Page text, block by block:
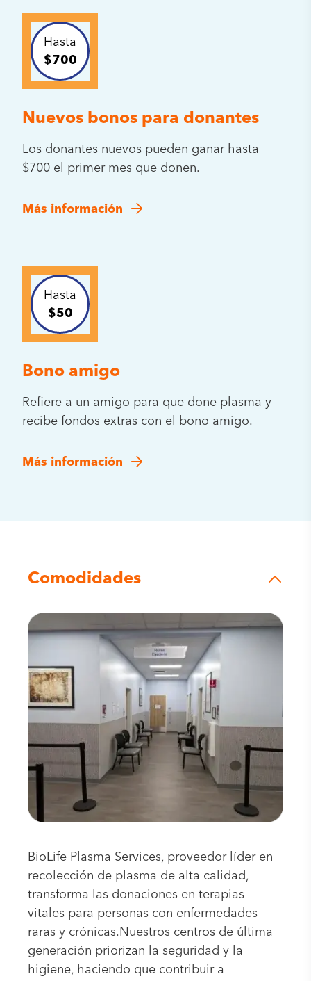
Hasta
$700
Nuevos bonos para donantes
Los donantes nuevos pueden ganar hasta
$700 el primer mes que donen.
Más información
Hasta
$50
Bono amigo
Refiere a un amigo para que done plasma y
recibe fondos extras con el bono amigo.
Más información
Comodidades
BioLife Plasma Services, proveedor líder en
recolección de plasma de alta calidad,
transforma las donaciones en terapias
vitales para personas con enfermedades
raras y crónicas.Nuestros centros de última
generación priorizan la seguridad y la
higiene, haciendo que contribuir a